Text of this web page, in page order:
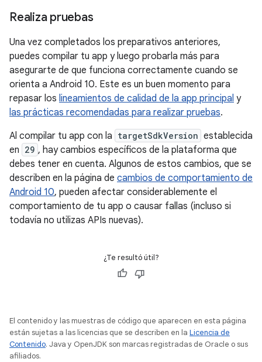
Realiza pruebas
Una vez completados los preparativos anteriores,
puedes compilar tu app y luego probarla más para
asegurarte de que funciona correctamente cuando se
orienta a Android 10. Este es un buen momento para
repasar los lineamientos de calidad de la app principal y
las prácticas recomendadas para realizar pruebas.
Al compilar tu app con la targetSdkVersion establecida
en 29 , hay cambios específicos de la plataforma que
debes tener en cuenta. Algunos de estos cambios, que se
describen en la página de cambios de comportamiento de
Android 10, pueden afectar considerablemente el
comportamiento de tu app o causar fallas (incluso si
todavía no utilizas APIs nuevas).
¿Te resultó útil?
El contenido y las muestras de código que aparecen en esta página
están sujetas a las licencias que se describen en la Licencia de
Contenido. Java y OpenJDK son marcas registradas de Oracle o sus
afiliados.